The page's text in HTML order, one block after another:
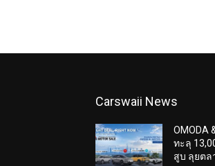
Carswaii News
OMODA
ทะลุ
สูบ ลุยตล